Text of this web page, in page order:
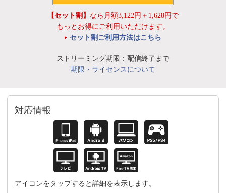
【セット割】 なら月額3,122円＋1,628円で
もっとお得にご利用いただけます。
セット割ご利用方法はこちら
ストリーミング期限：配信終了まで
期限・ライセンスについて
対応情報
アイコンをタップすると詳細を表示します。